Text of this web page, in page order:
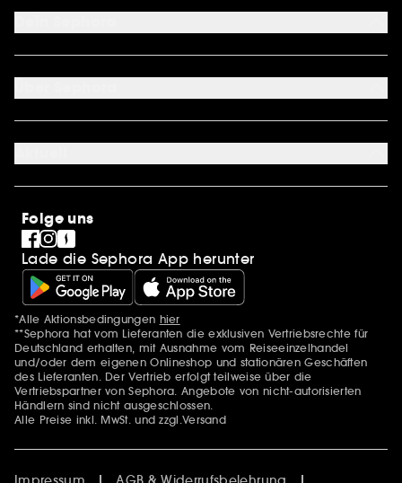
Kontakt
Mein Konto
Sephora Unlimited
Über uns
Karriere
SEPHORA Prize
Pride
Folge uns
Lade die Sephora App herunter
Zusätzlich Erwähnungen
*Alle Aktionsbedingungen hier
**Sephora hat vom Lieferanten die exklusiven Vertriebsrechte für
Deutschland erhalten, mit Ausnahme vom Reiseeinzelhandel
und/oder dem eigenen Onlineshop und stationären Geschäften
des Lieferanten. Der Vertrieb erfolgt teilweise über die
Vertriebspartner von Sephora. Angebote von nicht-autorisierten
Händlern sind nicht ausgeschlossen.
Alle Preise inkl. MwSt. und zzgl.Versand